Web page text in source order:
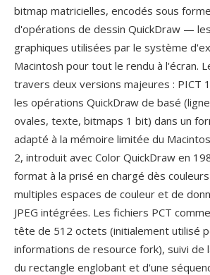
bitmap matricielles, encodés sous
d'opérations de dessin QuickDraw —
graphiques utilisées par le système
Macintosh pour tout le rendu à l'écran.
travers deux versions majeures : PICT
les opérations QuickDraw de basé
ovales, texte, bitmaps 1 bit) dans un
adapté à la mémoire limitée du
2, introduit avec Color QuickDraw en
format à la prisé en chargé dès
multiples espaces de couleur et de
JPEG intégrées. Les fichiers PCT
tête de 512 octets (initialement utilisé
informations de resource fork), suivi de
du rectangle englobant et d'une